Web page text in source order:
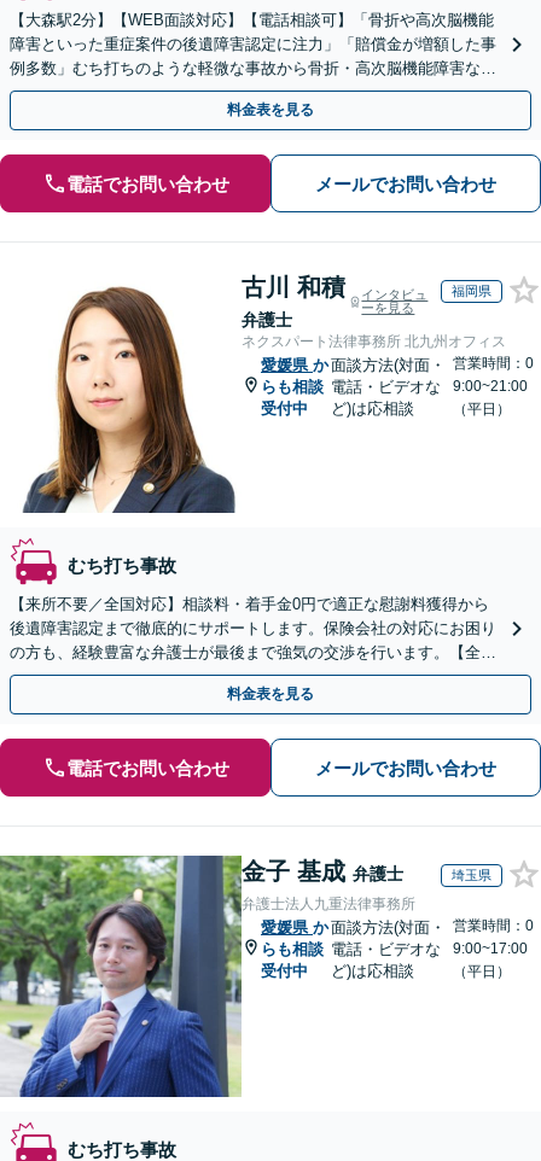
【大森駅2分】【WEB面談対応】【電話相談可】「骨折や高次脳機能
障害といった重症案件の後遺障害認定に注力」「賠償金が増額した事
例多数」むち打ちのような軽微な事故から骨折・高次脳機能障害など
の重症事故まで、事故の規模に関わらず対応いたします
料金表を見る
電話でお問い合わせ メールでお問い合わせ
古川 和積
弁護士
インタビュ
ーを見る
福岡県
ネクスパート法律事務所 北九州オフィス
愛媛県 か
らも相談
受付中
面談方法(対面・
電話・ビデオな
ど)は応相談
営業時間：0
9:00~21:00
（平日）
むち打ち事故
【来所不要／全国対応】相談料・着手金0円で適正な慰謝料獲得から
後遺障害認定まで徹底的にサポートします。保険会社の対応にお困り
の方も、経験豊富な弁護士が最後まで強気の交渉を行います。【全国
13拠点】お気軽にご相談ください。
料金表を見る
電話でお問い合わせ メールでお問い合わせ
金子 基成 弁護士 埼玉県
弁護士法人九重法律事務所
愛媛県 か
らも相談
受付中
面談方法(対面・
電話・ビデオな
ど)は応相談
営業時間：0
9:00~17:00
（平日）
むち打ち事故